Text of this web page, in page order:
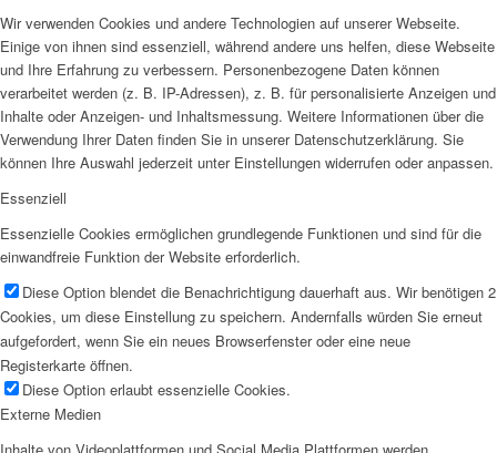
Wir verwenden Cookies und andere Technologien auf unserer Webseite.
Einige von ihnen sind essenziell, während andere uns helfen, diese Webseite
und Ihre Erfahrung zu verbessern. Personenbezogene Daten können
verarbeitet werden (z. B. IP-Adressen), z. B. für personalisierte Anzeigen und
Inhalte oder Anzeigen- und Inhaltsmessung. Weitere Informationen über die
Verwendung Ihrer Daten finden Sie in unserer Datenschutzerklärung. Sie
können Ihre Auswahl jederzeit unter Einstellungen widerrufen oder anpassen.
Essenziell
Essenzielle Cookies ermöglichen grundlegende Funktionen und sind für die
einwandfreie Funktion der Website erforderlich.
Diese Option blendet die Benachrichtigung dauerhaft aus. Wir benötigen 2
Cookies, um diese Einstellung zu speichern. Andernfalls würden Sie erneut
aufgefordert, wenn Sie ein neues Browserfenster oder eine neue
Registerkarte öffnen.
Diese Option erlaubt essenzielle Cookies.
Externe Medien